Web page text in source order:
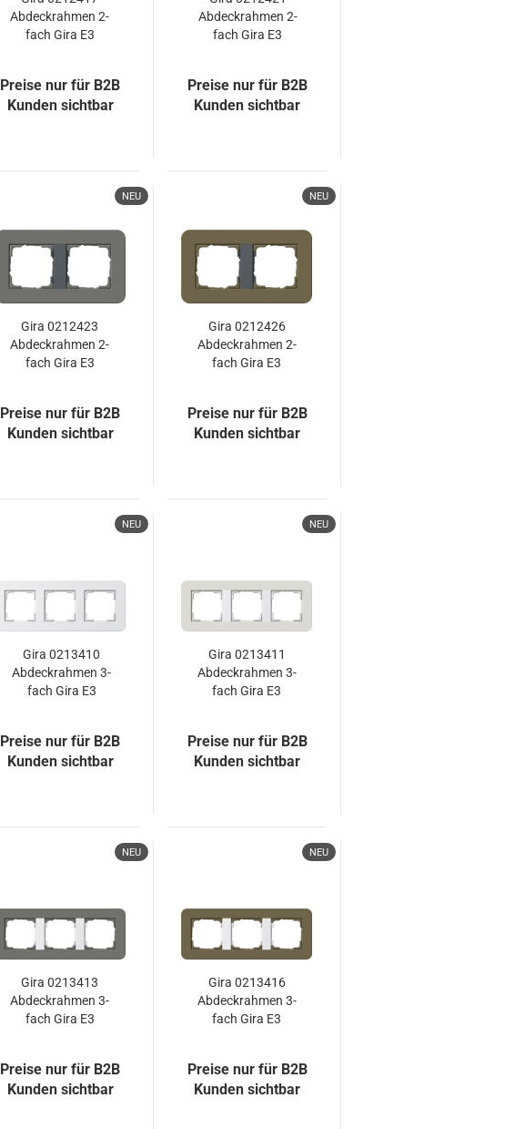
Abdeckrahmen 2-
fach Gira E3
Preise nur für B2B
Kunden sichtbar
Abdeckrahmen 2-
fach Gira E3
Preise nur für B2B
Kunden sichtbar
NEU
Gira 0212423
Abdeckrahmen 2-
fach Gira E3
Preise nur für B2B
Kunden sichtbar
NEU
Gira 0212426
Abdeckrahmen 2-
fach Gira E3
Preise nur für B2B
Kunden sichtbar
NEU
Gira 0213410
Abdeckrahmen 3-
fach Gira E3
Preise nur für B2B
Kunden sichtbar
NEU
Gira 0213411
Abdeckrahmen 3-
fach Gira E3
Preise nur für B2B
Kunden sichtbar
NEU
Gira 0213413
Abdeckrahmen 3-
fach Gira E3
Preise nur für B2B
Kunden sichtbar
NEU
Gira 0213416
Abdeckrahmen 3-
fach Gira E3
Preise nur für B2B
Kunden sichtbar